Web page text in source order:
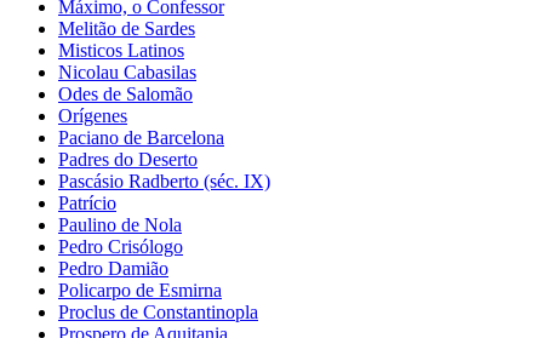
Máximo, o Confessor
Melitão de Sardes
Misticos Latinos
Nicolau Cabasilas
Odes de Salomão
Orígenes
Paciano de Barcelona
Padres do Deserto
Pascásio Radberto (séc. IX)
Patrício
Paulino de Nola
Pedro Crisólogo
Pedro Damião
Policarpo de Esmirna
Proclus de Constantinopla
Prospero de Aquitania